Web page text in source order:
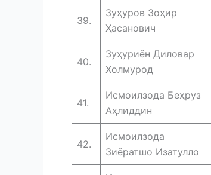
39.
Зуҳуров Зоҳир
Ҳасанович
40.
Зуҳуриён Диловар
Холмурод
41.
Исмоилзода Беҳруз
Аҳлиддин
42.
Исмоилзода
Зиёратшо Изатулло